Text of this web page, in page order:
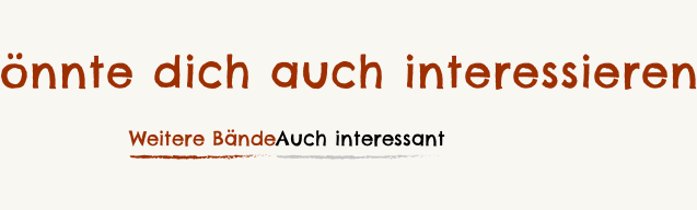
dich auch interessieren
Weitere BändeAuch interessant